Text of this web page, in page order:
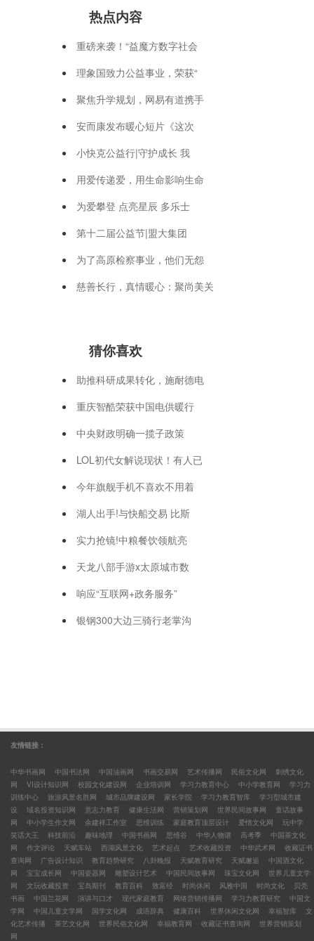
热点内容
重磅来袭！“益魔方数字社会
理象国致力公益事业，荣获“
聚焦升学规划，网易有道携手
安而康发布暖心短片《这次
小快克公益行|守护成长 我
用爱传递爱，用生命影响生命
为爱攀登 点亮星辰 多乐士
第十二届公益节|盟大集团
为了高原检察事业，他们无怨
慈善长行，真情暖心：聚尚美关
猜你喜欢
助推科研成果转化，施耐德电
重庆智酷荣获中国电供暖行
中央财政明确一揽子政策
LOL初代女解说现状！有人已
今年旗舰手机不喜欢不用着
湖人出手!与快船交易 比斯
实力抢镜!中粮餐饮领航亮
天龙八部手游x太原城市数
响应“互联网+政务服务”
银钢300大边三骑行老掌沟
友情链接：
中华书画网 中国书法网 中国油画网 书画交易网 艺术传播网 民俗文化网
刺绣文化
网
VI设计知识网 校园文化建设网 企业培训网 学习力教育中心 中小学教育网
学习力
训练中心
旅游风景名胜网 城市品牌建设网 家长学院 学习力教育智库
学习型城市建
设
域名投资知识网 意志力教育 健康生活网 营销策划网 世界民间故事网
童话故事
网
中小学生作文网 余建祥工作室 思维训练 家庭教育顶层设计 爱情文化网
玩中学
笑话大王
科技前沿 趣味地理 中国书画网 思维谷 中华人物谱 高考季
中国茶文化
网
作文评论 天赋车站 西湖风景文化 艺术起点 艺术收藏投资 中华武术网
收藏证书
查询网
广告设计知识 教育趋势研究 八卦晚报 天赋教育研究 天赋邂逅
中国酒文化
网
宝宝成长网 中国瓷器网 雕塑设计艺术 中国民间故事网 珠宝文化网
世界儿童文学
网
文玩收藏投资 宝岛期刊 教育百科 致富经 时尚休闲 风雅中国 时尚文化
贝壳
书画
中国兰花网 演讲与口才 现代家庭教育 网络营销传播网 学习力教育研究
中国文
学网
中国儿童文学网 国学文化网 成语辞典 健康百科 世界休闲文化网 幸福智库
文
化艺术传播
茶艺文化网 世界民俗文化网 幸福教育网 收藏证书查询网
世界营销策划
网